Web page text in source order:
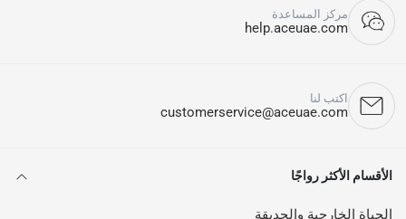
مركز المساعدة
help.aceuae.com
اكتب لنا
customerservice@aceuae.com
الأقسام الأكثر رواجًا
الحياة الخارجية والحديقة